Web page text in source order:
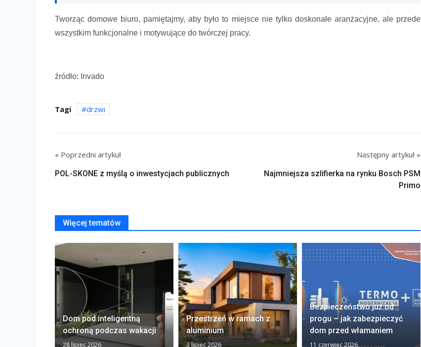
Tworząc domowe biuro, pamiętajmy, aby było to miejsce nie tylko doskonałe aranżacyjne, ale przede
wszystkim funkcjonalne i motywujące do twórczej pracy.
źródło: Invado
Tagi drzwi
« Poprzedni artykuł
POL-SKONE z myślą o inwestycjach publicznych
Następny artykuł »
Najmniejsza szlifierka na rynku Bosch PSM
Primo
Więcej tematów
Dom pod inteligentną
ochroną podczas wakacji
28 lipiec 2026
Przestrzeń w ramach z
aluminium
3 lipiec 2026
Bezpieczeństwo już od
progu – jak zabezpieczyć
dom przed włamaniem
11 czerwiec 2026